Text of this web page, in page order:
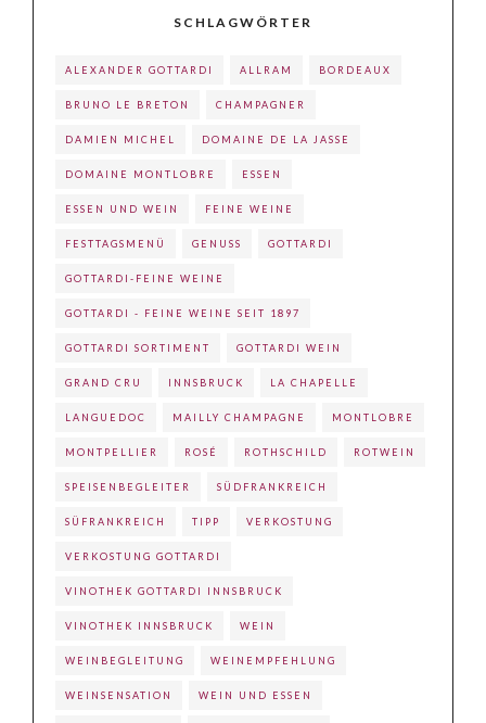
SCHLAGWÖRTER
ALEXANDER GOTTARDI ALLRAM BORDEAUX
BRUNO LE BRETON CHAMPAGNER
DAMIEN MICHEL DOMAINE DE LA JASSE
DOMAINE MONTLOBRE ESSEN
ESSEN UND WEIN FEINE WEINE
FESTTAGSMENÜ GENUSS GOTTARDI
GOTTARDI-FEINE WEINE
GOTTARDI - FEINE WEINE SEIT 1897
GOTTARDI SORTIMENT GOTTARDI WEIN
GRAND CRU INNSBRUCK LA CHAPELLE
LANGUEDOC MAILLY CHAMPAGNE MONTLOBRE
MONTPELLIER ROSÉ ROTHSCHILD ROTWEIN
SPEISENBEGLEITER SÜDFRANKREICH
SÜFRANKREICH TIPP VERKOSTUNG
VERKOSTUNG GOTTARDI
VINOTHEK GOTTARDI INNSBRUCK
VINOTHEK INNSBRUCK WEIN
WEINBEGLEITUNG WEINEMPFEHLUNG
WEINSENSATION WEIN UND ESSEN